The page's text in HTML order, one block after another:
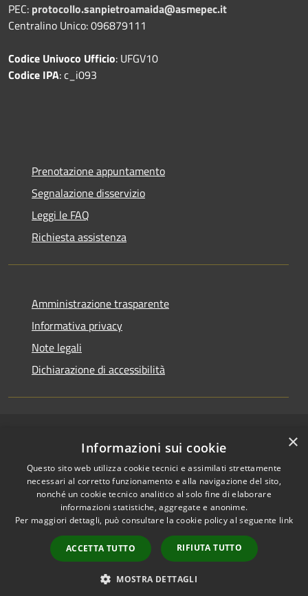
PEC: protocollo.sanpietroamaida@asmepec.it
Centralino Unico: 096879111
Codice Univoco Ufficio: UFGV10
Codice IPA: c_i093
Prenotazione appuntamento
Segnalazione disservizio
Leggi le FAQ
Richiesta assistenza
Amministrazione trasparente
Informativa privacy
Note legali
Dichiarazione di accessibilità
Privacy
Cookie
Mappa del sito
Accesso Email ordinaria
Accesso PEC comunali
Accesso protocollo
Copyright © 2026 • Comune di
San Pietro a Maida • Powered
byMunicipium•Accesso
redazione
×
Informazioni sui cookie
Questo sito web utilizza cookie tecnici e assimilati strettamente
necessari al corretto funzionamento e alla navigazione del sito,
nonché un cookie tecnico analitico al solo fine di elaborare
informazioni statistiche, aggregate e anonime.
Per maggiori dettagli, può consultare la cookie policy al seguente link
ACCETTA TUTTO RIFIUTA TUTTO
MOSTRA DETTAGLI